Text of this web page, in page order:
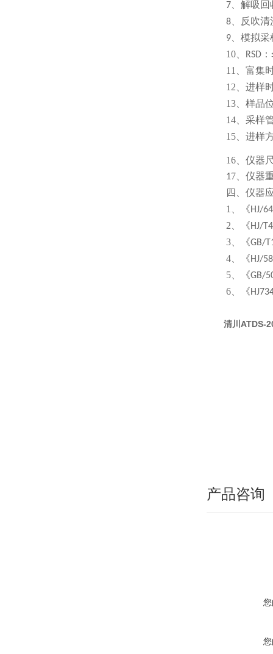
7
解吸回
8
反吹清
9
模拟采
10 RSD ：
11 富集
12 进样
13 样品
14 采样
15 进样
16 、仪器
17
仪器
四、 仪器
1 、《HJ/
2 、《HJ/
3 、《GB/
4 、《HJ/
5 、《GB/
6 、《
清川ATDS-
产品咨询